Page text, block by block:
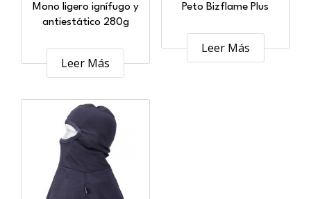
Mono ligero ignífugo y
antiestático 280g
Leer Más
Peto Bizflame Plus
Leer Más